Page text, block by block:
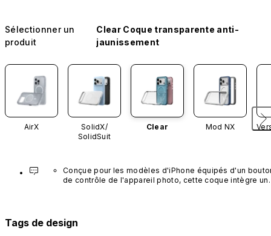
Sélectionner un
produit
Clear Coque transparente anti-
jaunissement
AirX
SolidX/
SolidSuit
Clear Mod NX
Conçue pour les modèles d'iPhone équipés d'un
de contrôle de l'appareil photo, cette coque intègre un
Tags de design